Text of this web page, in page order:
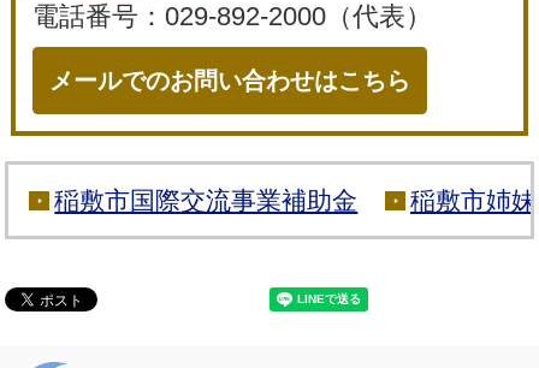
電話番号：029-892-2000（代表）
メールでのお問い合わせはこちら
稲敷市国際交流事業補助金 稲敷市姉